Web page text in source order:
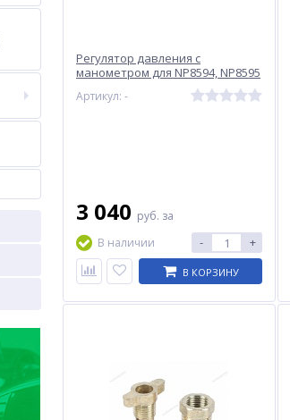
Регулятор давления с
манометром для NP8594, NP8595
NORDBERG NP8595#PG
Артикул: -
3 040 руб. за
В наличии
- +
В КОРЗИНУ